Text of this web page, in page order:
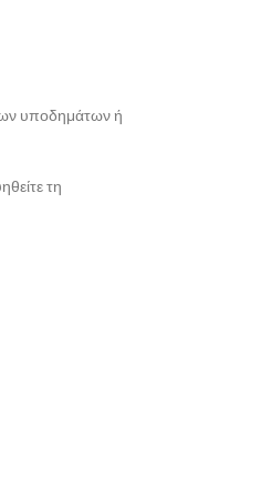
υποδημάτων ή
τη